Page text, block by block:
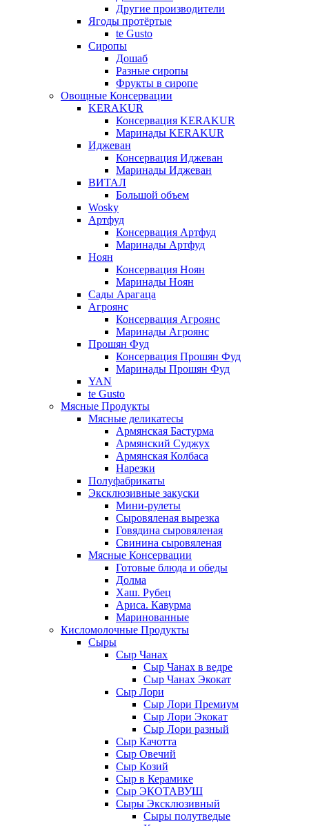
Другие производители
Ягоды протёртые
te Gusto
Сиропы
Дошаб
Разные сиропы
Фрукты в сиропе
Овощные Консервации
KERAKUR
Консервация KERAKUR
Маринады KERAKUR
Иджеван
Консервация Иджеван
Маринады Иджеван
ВИТАЛ
Большой объем
Wosky
Артфуд
Консервация Артфуд
Маринады Артфуд
Ноян
Консервация Ноян
Маринады Ноян
Сады Арагаца
Агроянс
Консервация Агроянс
Маринады Агроянс
Прошян Фуд
Консервация Прошян Фуд
Маринады Прошян Фуд
YAN
te Gusto
Мясные Продукты
Мясные деликатесы
Армянская Бастурма
Армянский Суджух
Армянская Колбаса
Нарезки
Полуфабрикаты
Эксклюзивные закуски
Мини-рулеты
Сыровяленая вырезка
Говядина сыровяленая
Свинина сыровяленая
Мясные Консервации
Готовые блюда и обеды
Долма
Хаш. Рубец
Ариса. Кавурма
Маринованные
Кисломолочные Продукты
Сыры
Сыр Чанах
Сыр Чанах в ведре
Сыр Чанах Экокат
Сыр Лори
Сыр Лори Премиум
Сыр Лори Экокат
Сыр Лори разный
Сыр Качотта
Сыр Овечий
Сыр Козий
Сыр в Керамике
Сыр ЭКОТАВУШ
Сыры Эксклюзивный
Сыры полутведые